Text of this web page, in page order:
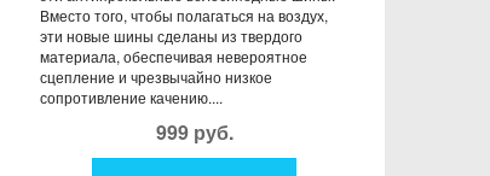
Вместо того, чтобы полагаться на воздух,
эти новые шины сделаны из твердого
материала, обеспечивая невероятное
сцепление и чрезвычайно низкое
сопротивление качению....
999 руб.